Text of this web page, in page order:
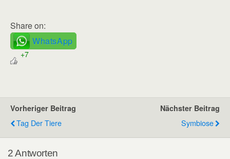
Share on:
WhatsApp
+7
Vorheriger Beitrag
Tag Der Tiere
Nächster Beitrag
Symbiose
2 Antworten